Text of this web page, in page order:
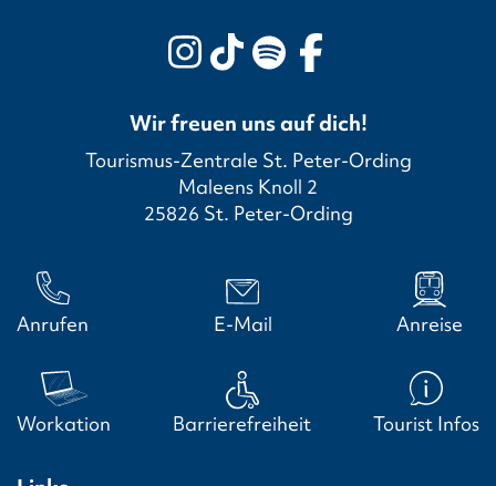
Wir freuen uns auf dich!
Tourismus-Zentrale St. Peter-Ording
Maleens Knoll 2
25826 St. Peter-Ording
Anrufen E-Mail Anreise
Workation Barrierefreiheit Tourist Infos